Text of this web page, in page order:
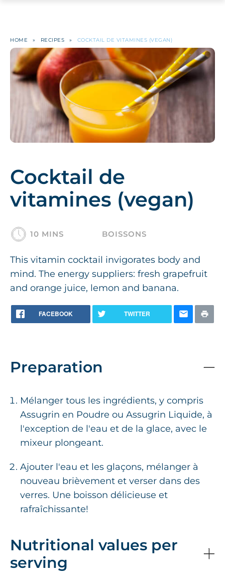
HOME » RECIPES » COCKTAIL DE VITAMINES (VEGAN)
Cocktail de
vitamines (vegan)
10 MINS BOISSONS
This vitamin cocktail invigorates body and
mind. The energy suppliers: fresh grapefruit
and orange juice, lemon and banana.
FACEBOOK TWITTER
Preparation
Mélanger tous les ingrédients, y compris
Assugrin en Poudre ou Assugrin Liquide, à
l'exception de l'eau et de la glace, avec le
mixeur plongeant.
Ajouter l'eau et les glaçons, mélanger à
nouveau brièvement et verser dans des
verres. Une boisson délicieuse et
rafraîchissante!
Nutritional values per
serving